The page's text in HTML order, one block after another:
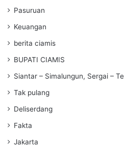
Pasuruan
Keuangan
berita ciamis
BUPATI CIAMIS
Siantar – Simalungun, Sergai –
Tak pulang
Deliserdang
Fakta
Jakarta